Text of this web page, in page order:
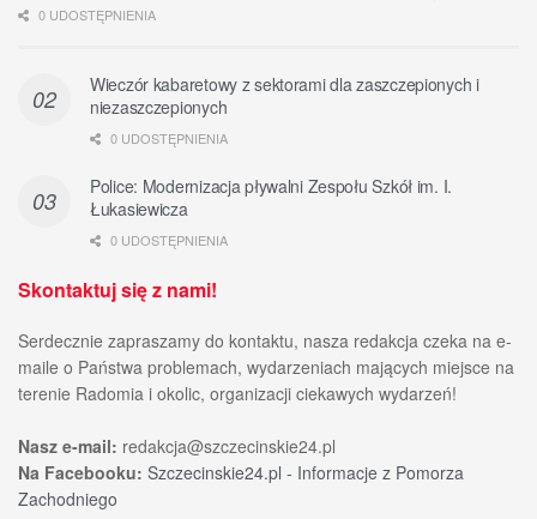
0 UDOSTĘPNIENIA
Wieczór kabaretowy z sektorami dla zaszczepionych i
niezaszczepionych
0 UDOSTĘPNIENIA
Police: Modernizacja pływalni Zespołu Szkół im. I.
Łukasiewicza
0 UDOSTĘPNIENIA
Skontaktuj się z nami!
Serdecznie zapraszamy do kontaktu, nasza redakcja czeka na e-
maile o Państwa problemach, wydarzeniach mających miejsce na
terenie Radomia i okolic, organizacji ciekawych wydarzeń!
Nasz e-mail: redakcja@szczecinskie24.pl
Na Facebooku: Szczecinskie24.pl - Informacje z Pomorza
Zachodniego